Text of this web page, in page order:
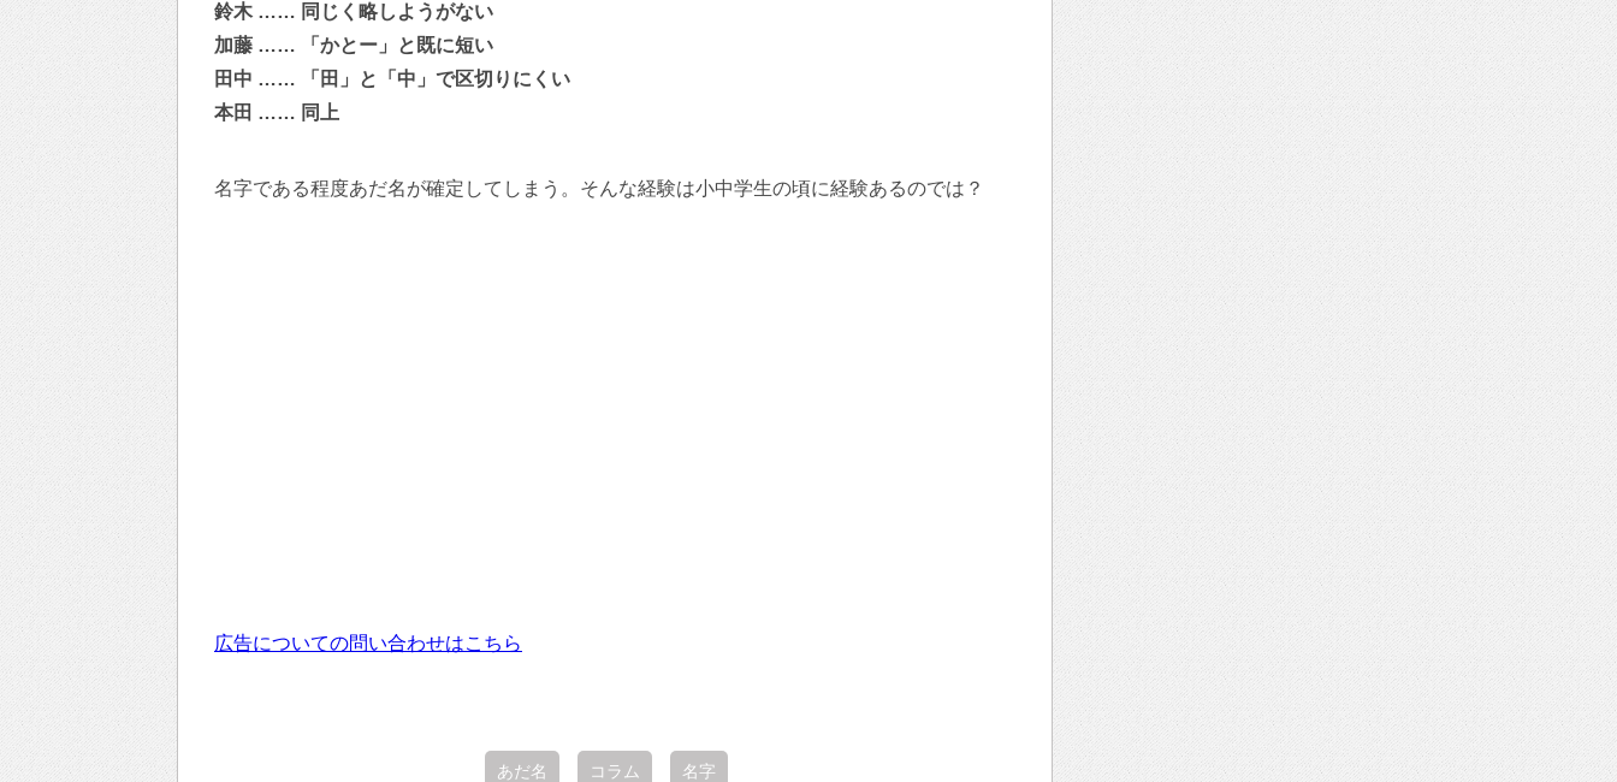
鈴木 …… 同じく略しようがない
加藤 …… 「かとー」と既に短い
田中 …… 「田」と「中」で区切りにくい
本田 …… 同上
名字である程度あだ名が確定してしまう。そんな経験は小中学生の頃に経験あるのでは？
広告についての問い合わせはこちら
あだ名 コラム 名字